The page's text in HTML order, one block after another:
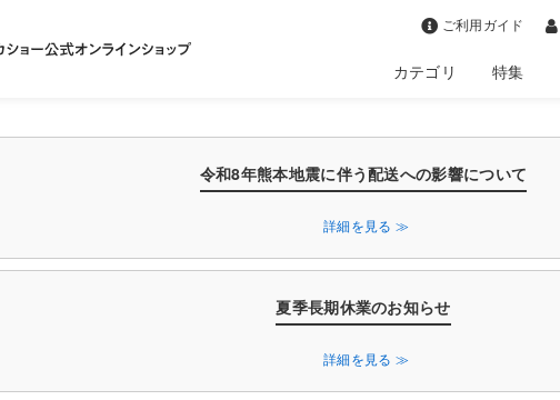
ご利用ガイド
カテゴリ 特集
令和8年熊本地震に伴う配送への影響について
詳細を見る ≫
夏季長期休業のお知らせ
詳細を見る ≫